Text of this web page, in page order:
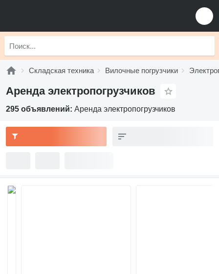
Складская техника Вилочные погрузчики
Аренда электропогрузчиков
295 объявлений: Аренда электропогрузчиков